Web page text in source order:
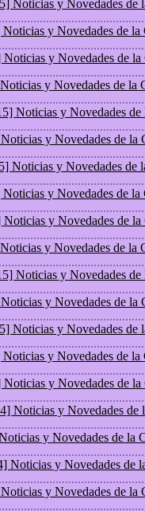
Noticias y Novedades de
y Novedades de la
y Novedades de
y Novedades de la
Noticias y Novedades
y Novedades de la
Noticias y Novedades de
y Novedades de la
y Novedades de
y Novedades de la
Noticias y Novedades
y Novedades de la
Noticias y Novedades de
y Novedades de la
y Novedades de
Noticias y Novedades de
y Novedades de la
Noticias y Novedades de
y Novedades de la